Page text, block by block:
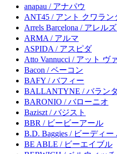
anapau / アナパウ
ANT45 / アント クワラン
Arrels Barcelona / アレル
ARMA / アルマ
ASPIDA / アスピダ
Atto Vannucci / アット ヴ
Bacon / ベーコン
BAFY / バフィー
BALLANTYNE / バラン
BARONIO / バローニオ
Baziszt / バジスト
BBR / ビービーアール
B.D. Baggies / ビーディ
BE ABLE / ビーエイブル